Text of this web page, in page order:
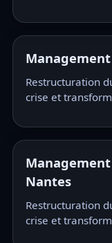
Restructuration
crise et
Nantes
Restructuration
crise et